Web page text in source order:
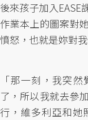
後來孩子加入
作業本上的圖案對
憤怒，也就是妳對我
「那一刻，我突
了，所以我就去參
行，維多利亞和她